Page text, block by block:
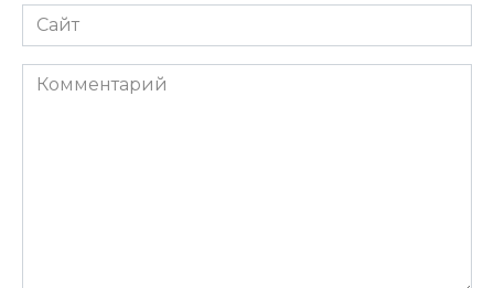
Сайт
Комментарий